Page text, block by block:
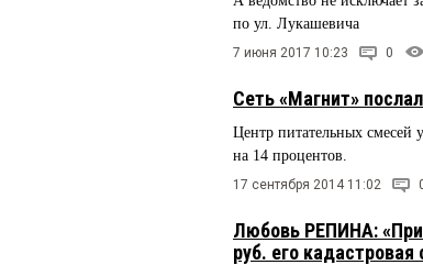
по ул. Лукашевича
7 июня 2017 10:23 0
Сеть «Магнит»
Центр питательных
на 14 процентов.
17 сентября 2014 11:02
Любовь РЕПИНА:
руб. его